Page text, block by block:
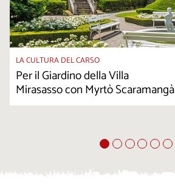
LA CULTURA DEL CARSO
Per il Giardino della Villa
Mirasasso con Myrtò Scaramangà